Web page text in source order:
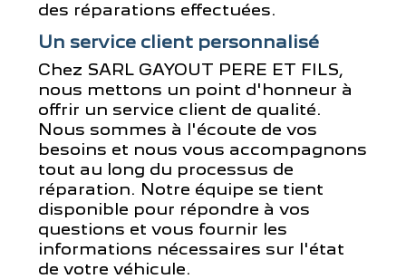
des réparations effectuées.
Un service client personnalisé
Chez SARL GAYOUT PERE ET FILS,
nous mettons un point d'honneur à
offrir un service client de qualité.
Nous sommes à l'écoute de vos
besoins et nous vous accompagnons
tout au long du processus de
réparation. Notre équipe se tient
disponible pour répondre à vos
questions et vous fournir les
informations nécessaires sur l'état
de votre véhicule.